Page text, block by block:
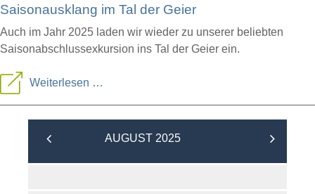
Saisonausklang im Tal der Geier
Auch im Jahr 2025 laden wir wieder zu unserer beliebten
Saisonabschlussexkursion ins Tal der Geier ein.
Weiterlesen …
im
AUGUST 2025